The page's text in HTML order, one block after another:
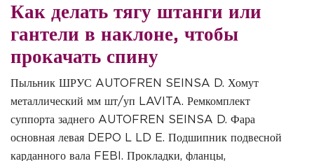
Как делать тягу штанги или
гантели в наклоне, чтобы
прокачать спину
Пыльник ШРУС AUTOFREN SEINSA D. Хомут
металлический мм шт/уп LAVITA. Ремкомплект
суппорта заднего AUTOFREN SEINSA D. Фара
основная левая DEPO L LD E. Подшипник подвесной
карданного вала FEBI. Прокладки, фланцы,